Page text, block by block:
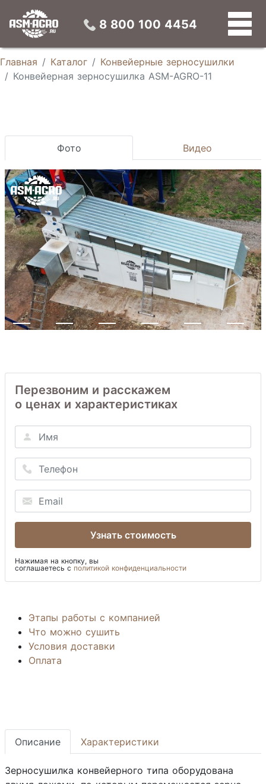
8 800 100 4454
Главная Каталог
Конвейерные зерносушилки
Конвейерная зерносушилка ASM-AGRO-11
Фото Видео
Перезвоним и расскажем
о ценах и характеристиках
Узнать стоимость
Нажимая на кнопку, вы
соглашаетесь с политикой конфиденциальности
Этапы работы с компанией
Что можно сушить
Условия доставки
Оплата
Описание Характеристики
Зерносушилка конвейерного типа оборудована